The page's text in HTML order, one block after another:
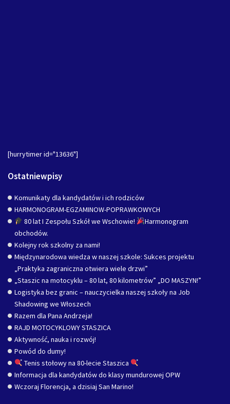
[hurrytimer id="13636"]
Ostatniewpisy
Komunikaty dla kandydatów i ich rodziców
HARMONOGRAM-EGZAMINOW-POPRAWKOWYCH
80 lat I Zespołu Szkół we Wschowie!
Harmonogram
obchodów.
Kolejny rok szkolny za nami!
Międzynarodowa wiedza w naszej szkole: Sukces projektu
„Praktyka zagraniczna otwiera wiele drzwi”
„Staszic na motocyklu – 80 lat, 80 kilometrów” „DO MASZYN!”
Logistyka bez granic – nauczycielka naszej szkoły na Job
Shadowing we Włoszech
Razem dla Pana Andrzeja!
RAJD MOTOCYKLOWY STASZICA
Aktywność, nauka i rozwój!
Powód do dumy!
Tenis stołowy na 80-lecie Staszica
Informacja dla kandydatów do klasy mundurowej OPW
Wczoraj Florencja, a dzisiaj San Marino!